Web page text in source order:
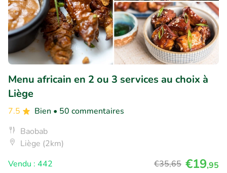
Menu africain en 2 ou 3 services au choix à
Liège
7.5 Bien • 50 commentaires
Baobab
Liège (2km)
Vendu : 442
€35,65 €19,95